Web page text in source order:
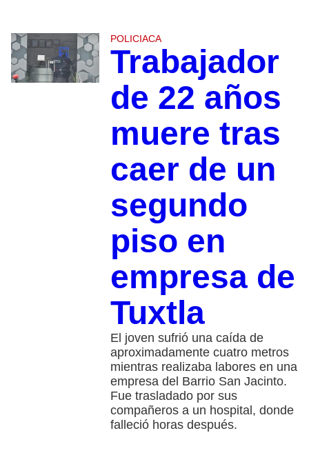
POLICIACA
Trabajador
de 22 años
muere tras
caer de un
segundo
piso en
empresa de
Tuxtla
El joven sufrió una caída de
aproximadamente cuatro metros
mientras realizaba labores en una
empresa del Barrio San Jacinto.
Fue trasladado por sus
compañeros a un hospital, donde
falleció horas después.